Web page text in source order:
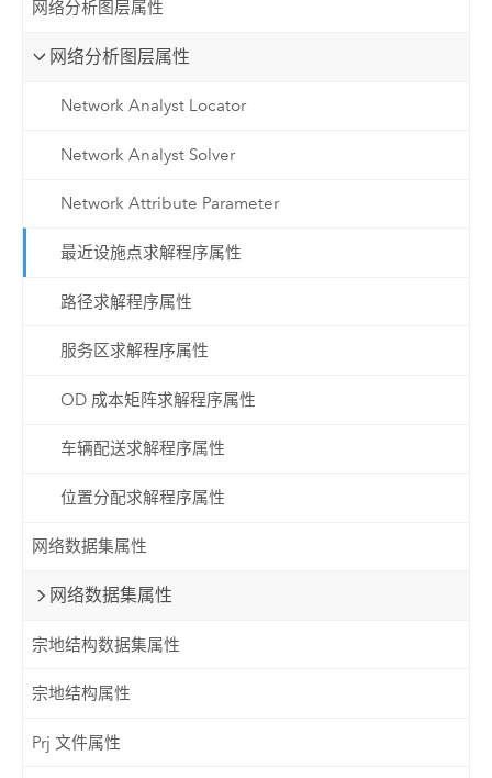
网络分析图层属性
网络分析图层属性
Network Analyst Locator
Network Analyst Solver
Network Attribute Parameter
最近设施点求解程序属性
路径求解程序属性
服务区求解程序属性
OD 成本矩阵求解程序属性
车辆配送求解程序属性
位置分配求解程序属性
网络数据集属性
网络数据集属性
宗地结构数据集属性
宗地结构属性
Prj 文件属性